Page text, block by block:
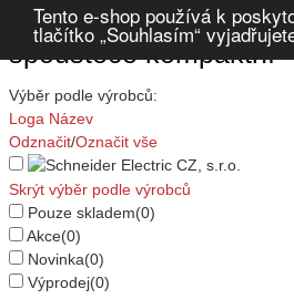
Tento e-shop používá k
tlačítko „Souhlasím“
Úvod Jištění a ochrana motorové
spouštěče kompaktní
Výběr podle výrobců:
Loga Název
Odznačit/Označit vše
Skrýt výběr podle výrobců
Pouze skladem(0)
Akce(0)
Novinka(0)
Výprodej(0)